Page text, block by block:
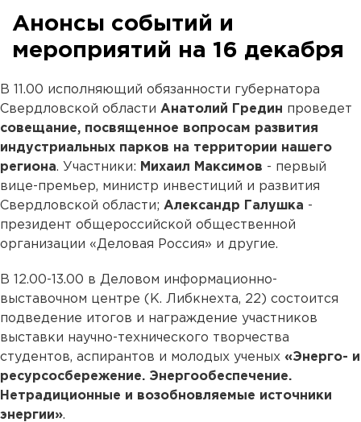
Анонсы событий и
мероприятий на 16 декабря
В 11.00 исполняющий обязанности губернатора
Свердловской области Анатолий Гредин проведет
совещание, посвященное вопросам развития
индустриальных парков на территории нашего
региона. Участники: Михаил Максимов - первый
вице-премьер, министр инвестиций и развития
Свердловской области; Александр Галушка -
президент общероссийской общественной
организации «Деловая Россия» и другие.
В 12.00-13.00 в Деловом информационно-
выставочном центре (К. Либкнехта, 22) состоится
подведение итогов и награждение участников
выставки научно-технического творчества
студентов, аспирантов и молодых ученых «Энерго- и
ресурсосбережение. Энергообеспечение.
Нетрадиционные и возобновляемые источники
энергии».